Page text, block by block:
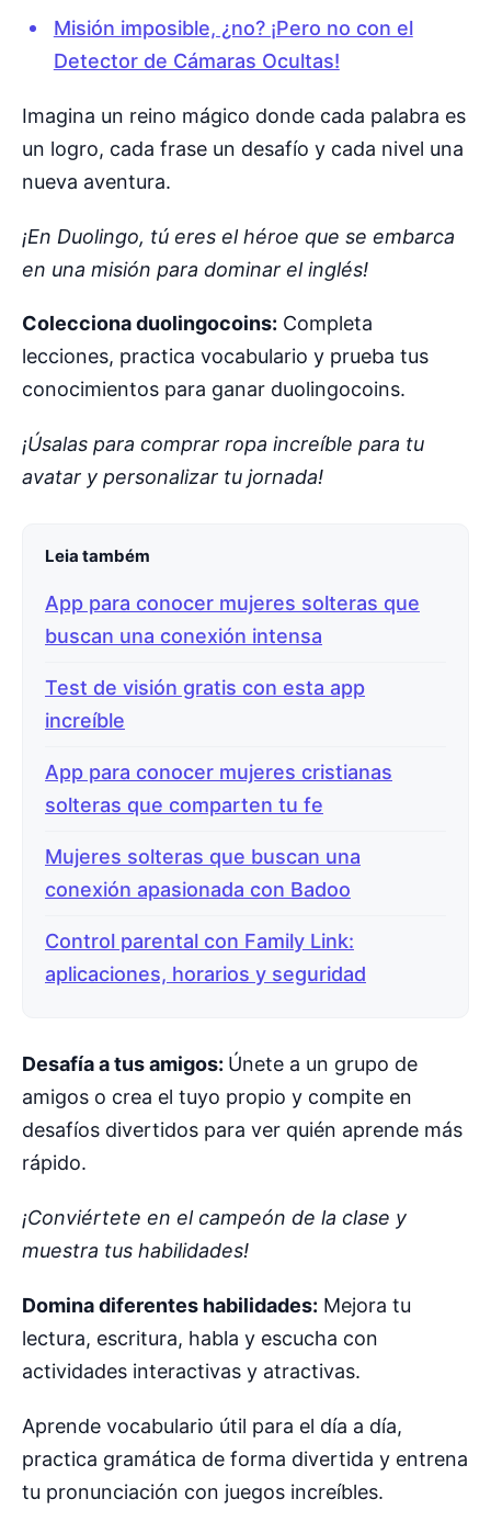
Misión imposible, ¿no? ¡Pero no con el
Detector de Cámaras Ocultas!
Imagina un reino mágico donde cada palabra es
un logro, cada frase un desafío y cada nivel una
nueva aventura.
¡En Duolingo, tú eres el héroe que se embarca
en una misión para dominar el inglés!
Colecciona duolingocoins: Completa
lecciones, practica vocabulario y prueba tus
conocimientos para ganar duolingocoins.
¡Úsalas para comprar ropa increíble para tu
avatar y personalizar tu jornada!
Leia também
App para conocer mujeres solteras que
buscan una conexión intensa
Test de visión gratis con esta app
increíble
App para conocer mujeres cristianas
solteras que comparten tu fe
Mujeres solteras que buscan una
conexión apasionada con Badoo
Control parental con Family Link:
aplicaciones, horarios y seguridad
Desafía a tus amigos: Únete a un grupo de
amigos o crea el tuyo propio y compite en
desafíos divertidos para ver quién aprende más
rápido.
¡Conviértete en el campeón de la clase y
muestra tus habilidades!
Domina diferentes habilidades: Mejora tu
lectura, escritura, habla y escucha con
actividades interactivas y atractivas.
Aprende vocabulario útil para el día a día,
practica gramática de forma divertida y entrena
tu pronunciación con juegos increíbles.